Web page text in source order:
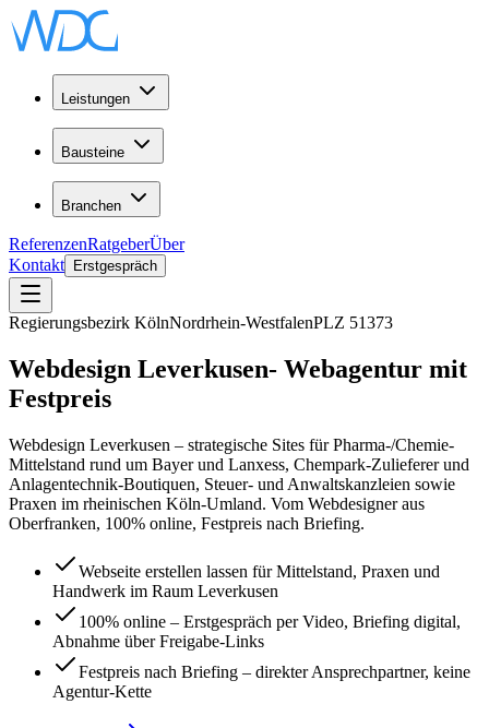
Leistungen
Bausteine
Branchen
ReferenzenRatgeberÜber
Kontakt
Erstgespräch
Regierungsbezirk KölnNordrhein-WestfalenPLZ 51373
Webdesign Leverkusen- Webagentur mit
Festpreis
Webdesign Leverkusen – strategische Sites für Pharma-/Chemie-
Mittelstand rund um Bayer und Lanxess, Chempark-Zulieferer und
Anlagentechnik-Boutiquen, Steuer- und Anwaltskanzleien sowie
Praxen im rheinischen Köln-Umland. Vom Webdesigner aus
Oberfranken, 100% online, Festpreis nach Briefing.
Webseite erstellen lassen für Mittelstand, Praxen und
Handwerk im Raum Leverkusen
100% online – Erstgespräch per Video, Briefing digital,
Abnahme über Freigabe-Links
Festpreis nach Briefing – direkter Ansprechpartner, keine
Agentur-Kette